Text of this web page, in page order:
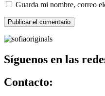
Guarda mi nombre, correo
Síguenos en las
Contacto: